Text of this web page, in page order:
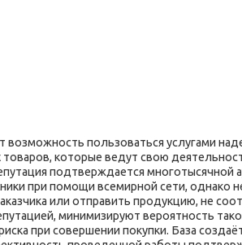
возможность пользоваться услугами
которые ведут свою
подтверждается
при помощи всемирной сети, однако
или отправить продукцию, не
минимизируют вероятность
при совершении покупки. База